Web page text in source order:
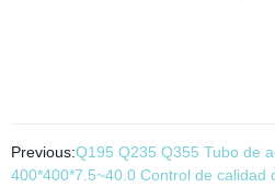
Previous:Q195 Q235 Q355 Tubo de
400*400*7.5~40.0 Control de calidad